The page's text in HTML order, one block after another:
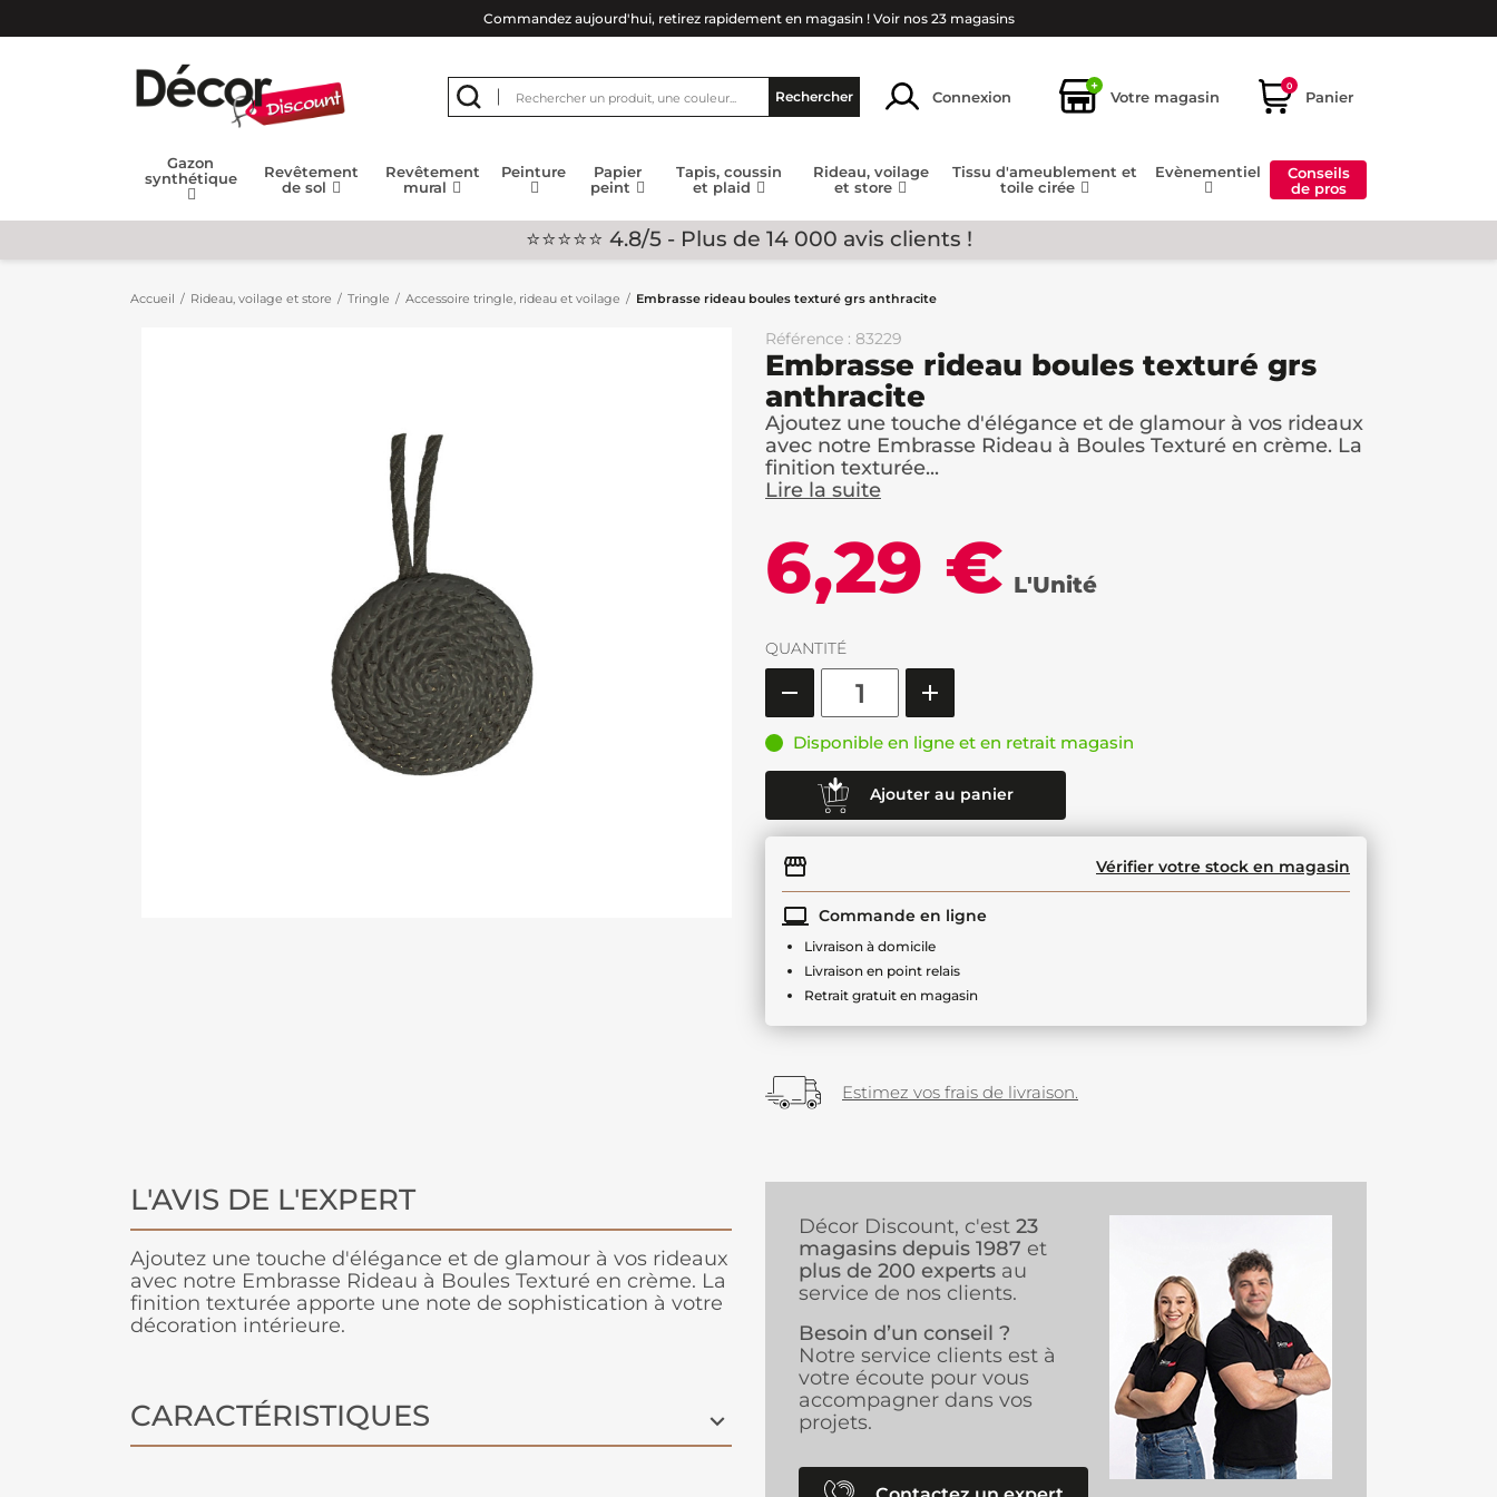
Commandez aujourd'hui, retirez rapidement en magasin ! Voir nos 23 magasins
Rechercher Connexion
+
Votre magasin
0
Panier
Gazon
synthétique
Revêtement
de sol
Revêtement
mural
Peinture
Papier
peint
Tapis, coussin
et plaid
Rideau, voilage
et store
Tissu d'ameublement et
toile cirée
Evènementiel
Conseils
de pros
⭐⭐⭐⭐⭐ 4.8/5 - Plus de 14 000 avis clients !
Accueil Rideau, voilage et store Tringle Accessoire tringle, rideau et voilage Embrasse rideau boules texturé grs anthracite
Référence : 83229
Embrasse rideau boules texturé grs
anthracite
Ajoutez une touche d'élégance et de glamour à vos rideaux
avec notre Embrasse Rideau à Boules Texturé en crème. La
finition texturée...
Lire la suite
6,29 € L'Unité
QUANTITÉ
Disponible en ligne et en retrait magasin
Ajouter au panier
Vérifier votre stock en magasin
Commande en ligne
Livraison à domicile
Livraison en point relais
Retrait gratuit en magasin
Estimez vos frais de livraison.
L'AVIS DE L'EXPERT
Ajoutez une touche d'élégance et de glamour à vos rideaux
avec notre Embrasse Rideau à Boules Texturé en crème. La
finition texturée apporte une note de sophistication à votre
décoration intérieure.
CARACTÉRISTIQUES
Décor Discount, c'est 23
magasins depuis 1987 et
plus de 200 experts au
service de nos clients.
Besoin d’un conseil ?
Notre service clients est à
votre écoute pour vous
accompagner dans vos
projets.